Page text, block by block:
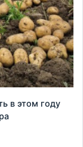
в этом году